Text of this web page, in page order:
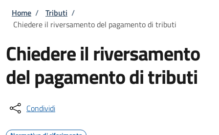
Briciole di pane
Home / Tributi /
Chiedere il riversamento del pagamento di tributi
Chiedere il riversamento
del pagamento di tributi
Condividi